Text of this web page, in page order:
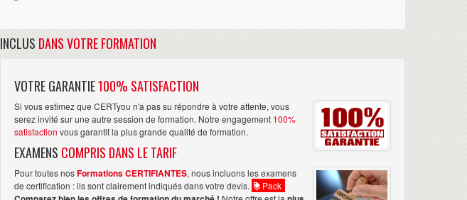
INCLUS DANS VOTRE FORMATION
VOTRE GARANTIE100% SATISFACTION
Si vous estimez que CERTyou n'a pas su répondre à votre attente, vous
serez invité sur une autre session de formation. Notre engagement 100%
satisfaction vous garantit la plus grande qualité de formation.
EXAMENS COMPRIS DANS LE TARIF
Pour toutes nosFormations CERTIFIANTES, nous incluons les examens
de certification : ils sont clairement indiqués dans votre devis.
Pack